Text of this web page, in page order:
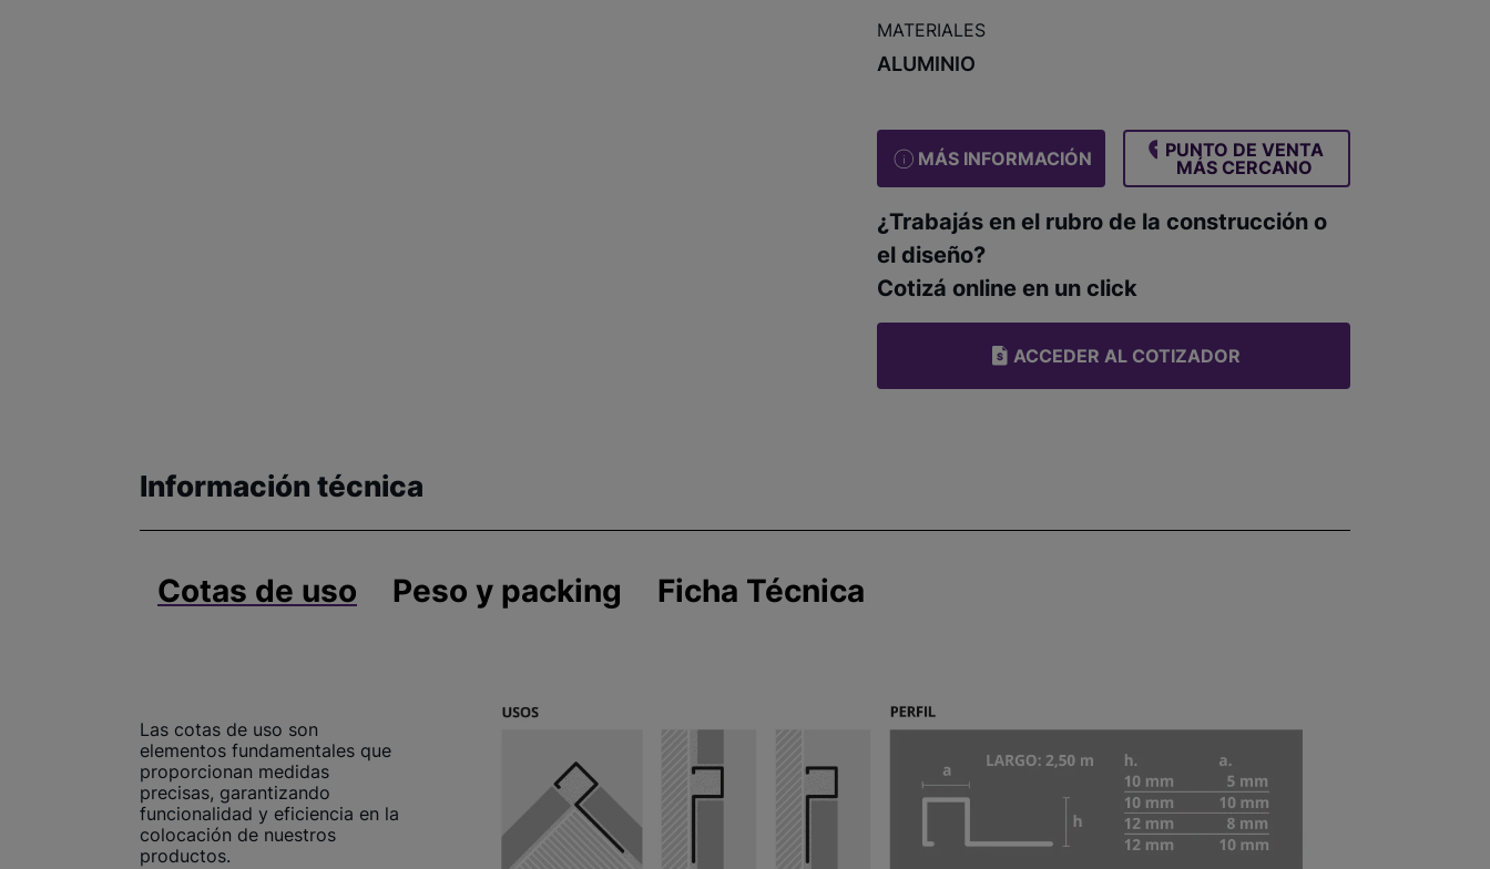
MATERIALES
ALUMINIO
MÁS INFORMACIÓN
PUNTO DE VENTA
MÁS CERCANO
¿Trabajás en el rubro de la construcción o
el diseño?
Cotizá online en un click
ACCEDER AL COTIZADOR
Información técnica
Cotas de uso Peso y packing Ficha Técnica
Las cotas de uso son
elementos fundamentales que
proporcionan medidas
precisas, garantizando
funcionalidad y eficiencia en la
colocación de nuestros
productos.